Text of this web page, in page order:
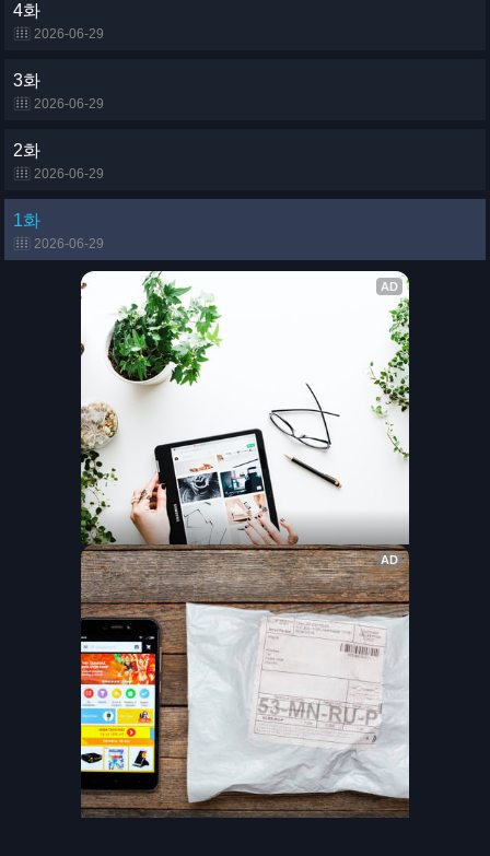
4화
2026-06-29
3화
2026-06-29
2화
2026-06-29
1화
2026-06-29